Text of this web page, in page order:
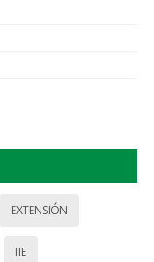
EXTENSIÓN
IIE